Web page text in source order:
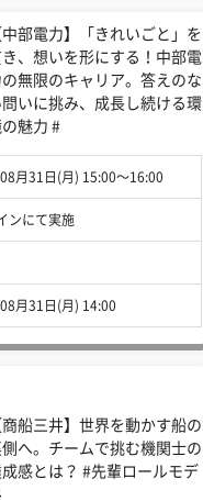
中部電力】「きれいごと」を
、想いを形にする！中部電
の無限のキャリア。答えのな
問いに挑み、成長し続ける環
魅力 #
月31日(月) 15:00〜16:00
ンにて実施
月31日(月) 14:00
商船三井】世界を動かす船の
へ。チームで挑む機関士の
感とは？ #先輩ロールモデ